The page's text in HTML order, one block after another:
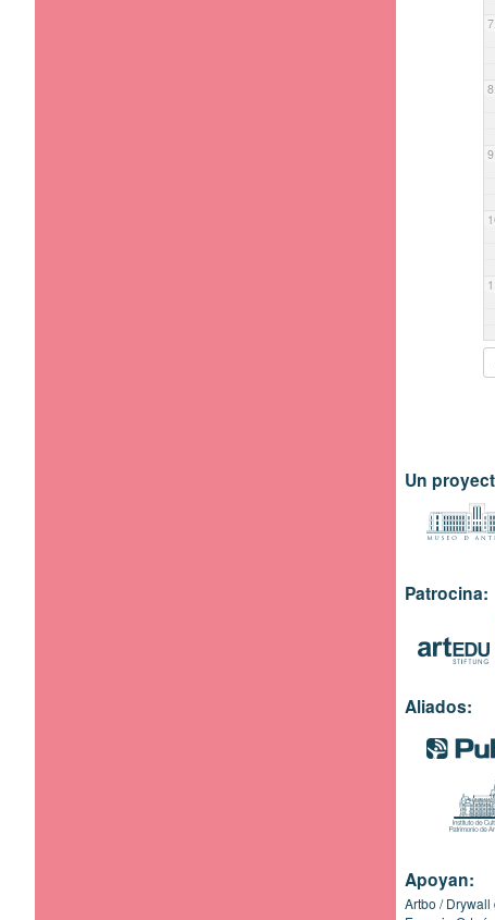
Un
Patrocina:
Aliados:
Apoyan:
Artbo
Drywall